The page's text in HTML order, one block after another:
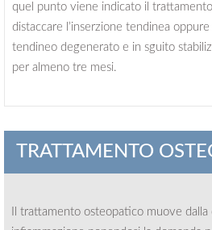
quel punto viene indicato il
distaccare l’inserzione tendinea
tendineo degenerato e in sguito
per almeno tre mesi.
TRATTAMENTO
Il trattamento osteopatico muove dalla